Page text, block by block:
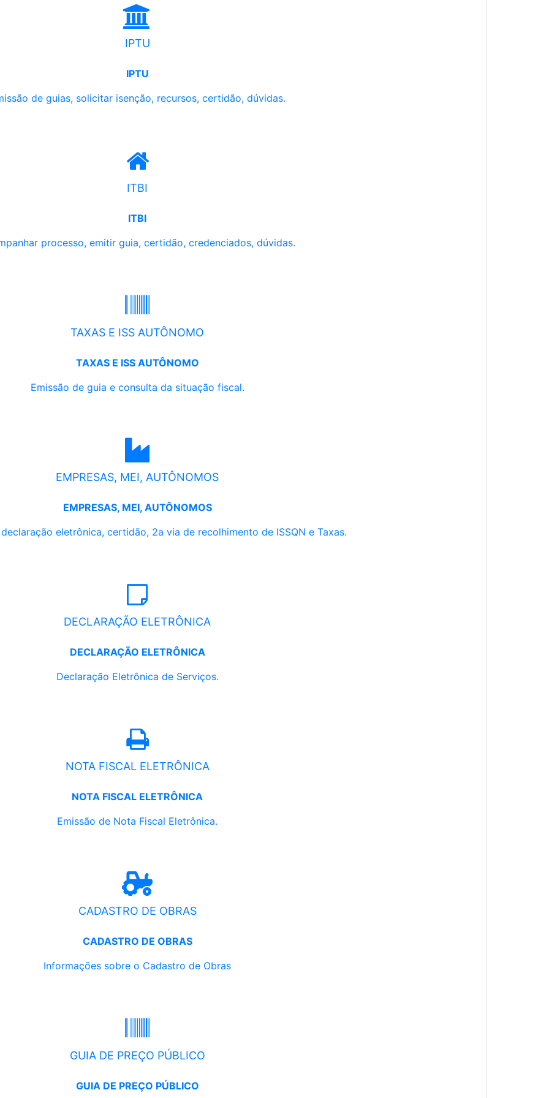
IPTU
IPTU
de guias, solicitar isenção, recursos, certidão, dúvidas.
ITBI
ITBI
processo, emitir guia, certidão, credenciados, dúvidas.
TAXAS E ISS AUTÔNOMO
TAXAS E ISS AUTÔNOMO
Emissão de guia e consulta da situação fiscal.
EMPRESAS, MEI, AUTÔNOMOS
EMPRESAS, MEI, AUTÔNOMOS
eletrônica, certidão, 2a via de recolhimento de ISSQN e Taxas.
DECLARAÇÃO ELETRÔNICA
DECLARAÇÃO ELETRÔNICA
Declaração Eletrônica de Serviços.
NOTA FISCAL ELETRÔNICA
NOTA FISCAL ELETRÔNICA
Emissão de Nota Fiscal Eletrônica.
CADASTRO DE OBRAS
CADASTRO DE OBRAS
Informações sobre o Cadastro de Obras
GUIA DE PREÇO PÚBLICO
GUIA DE PREÇO PÚBLICO